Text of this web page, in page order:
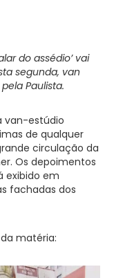
do assédio’ vai
segunda, van
Paulista.
van-estúdio
de qualquer
circulação da
Os depoimentos
exibido em
fachadas dos
matéria: